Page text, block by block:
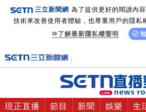
三立新聞網 為了提供更好的閱讀內
技術來改善使用者體驗，也尊重用戶的隱私
了解最新隱私權聲明
現正直播 節目 新聞 娛樂 生